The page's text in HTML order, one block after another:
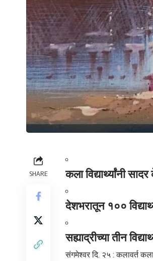
SHARE कला विद्यार्थ्यांनी
देशभरातून १००
सह्याद्रीच्या तीन
संगमेश्वर दि. २५ : कलावर्त